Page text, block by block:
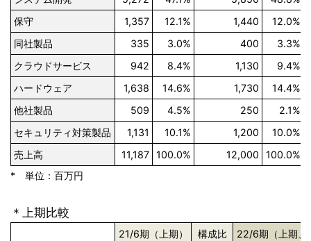
保守
1,357 12.1% 1,440
12.0%
同社製品
335 3.0% 400 3.3%
クラウドサービス
942 8.4% 1,130 9.4%
ハードウェア
1,638 14.6% 1,730
14.4%
他社製品
509 4.5% 250 2.1%
セキュリティ対策製品
1,131 10.1% 1,200
10.0%
売上高
11,187 100.0% 12,000
100.0%
* 単位：百万円
＊上期比較
21/6期（上期） 構成比
22/6期（上期、